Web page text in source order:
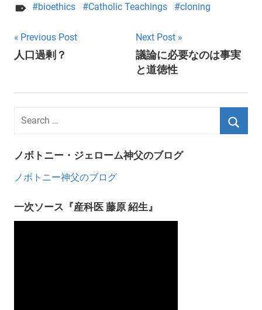
bioethics Catholic Teachings cloning
Post
navigation
Previous Post
人口過剰？
Next Post
議論に必要なのは事実
と道徳性
ノボトニー・ジェローム神父のブログ
ノボトニー神父のブログ
一次ソース『産科医 藤原 紹生』